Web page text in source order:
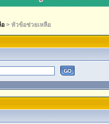
> หัวข้อช่วยเหลือ